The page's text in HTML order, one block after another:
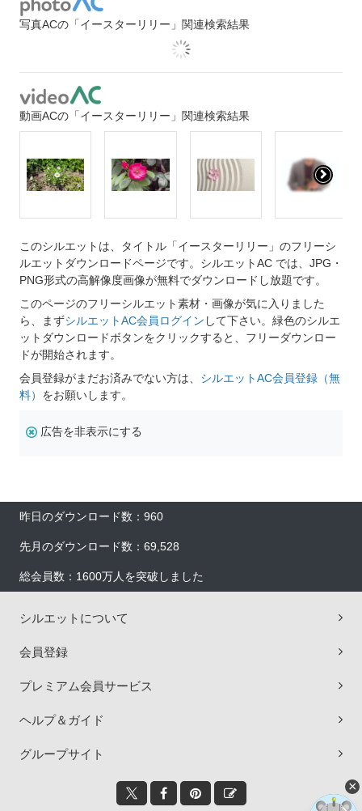
写真ACの「イースターリリー」関連検索結果
動画ACの「イースターリリー」関連検索結果
このシルエットは、タイトル「イースターリリー」のフリーシ
ルエットダウンロードページです。シルエットAC では、JPG・
PNG形式の高解像度画像が無料でダウンロードし放題です。
このページのフリーシルエット素材・画像が気に入りました
ら、まずシルエットAC会員ログイン して下さい。緑色のシルエ
ットダウンロードボタンをクリックすると、フリーダウンロー
ドが開始されます。
会員登録がまだお済みでない方は、 シルエットAC会員登録（無
料） をお願いします。
広告を非表示にする
昨日のダウンロード数：960
先月のダウンロード数：69,528
総会員数：1600万人を突破しました
シルエットについて
会員登録
プレミアム会員サービス
ヘルプ＆ガイド
グループサイト
×